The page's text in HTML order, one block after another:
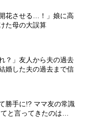
花させる…！」娘に高
た母の大誤算
？」友人から夫の過去
婚した夫の過去まで信
勝手に!? ママ友の常識
と言ってきたのは…